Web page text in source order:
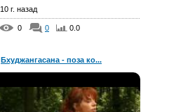
10 г. назад
0 0 0.0
Бхуджангасана - поза ко...